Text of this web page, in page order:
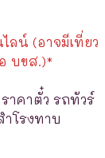
ลน์ (อาจมีเที่ยว
บขส.)*
าคาตั๋ว รถทัวร์
โรงทาบ